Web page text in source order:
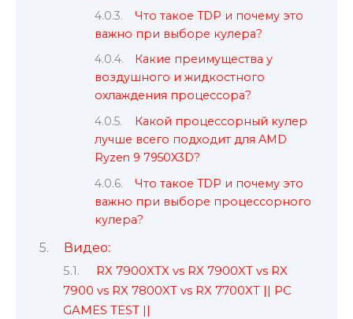
Что такое TDP и почему это
важно при выборе кулера?
Какие преимущества у
воздушного и жидкостного
охлаждения процессора?
Какой процессорный кулер
лучше всего подходит для AMD
Ryzen 9 7950X3D?
Что такое TDP и почему это
важно при выборе процессорного
кулера?
Видео:
RX 7900XTX vs RX 7900XT vs RX
7900 vs RX 7800XT vs RX 7700XT || PC
GAMES TEST ||